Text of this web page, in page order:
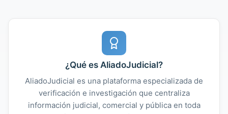
¿Qué es AliadoJudicial?
AliadoJudicial es una plataforma especializada de
verificación e investigación que centraliza
información judicial, comercial y pública en toda